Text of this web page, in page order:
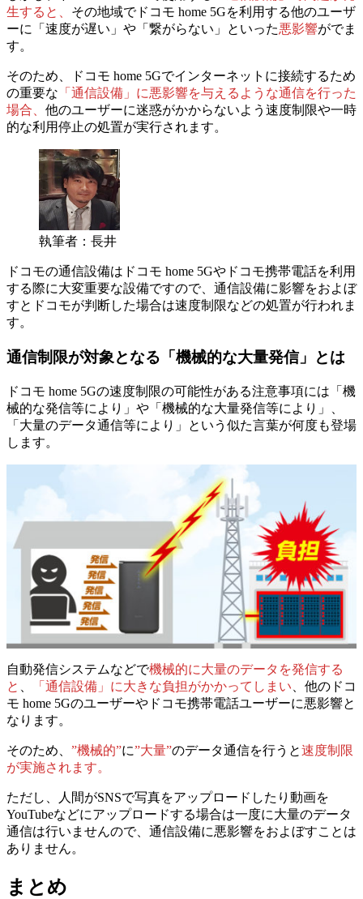
生すると、 その地域でドコモ home 5Gを利用する他のユーザ
ーに「速度が遅い」や「繋がらない」といった悪影響がでま
す。
そのため、ドコモ home 5Gでインターネットに接続するため
の重要な 「通信設備」に悪影響を与えるような通信を行った
場合、 他のユーザーに迷惑がかからないよう速度制限や一時
的な利用停止の処置が実行されます。
執筆者：長井
ドコモの通信設備はドコモ home 5Gやドコモ携帯電話を利用
する際に大変重要な設備ですので、 通信設備に影響をおよぼ
すとドコモが判断した場合は速度制限などの処置が行われま
す。
通信制限が対象となる「機械的な大量発信」とは
ドコモ home 5Gの速度制限の可能性がある注意事項には 「機
械的な発信等により」や「機械的な大量発信等により」、
「大量のデータ通信等により」
という似た言葉が何度も登場
します。
自動発信システムなどで機械的に大量のデータを発信する
と
「通信設備」に大きな負担がかかってしまい 、他のドコ
モ home 5Gのユーザーやドコモ携帯電話ユーザーに悪影響と
なります。
そのため、 ”機械的”に”大量”のデータ通信を行うと速度制限
が実施されます。
ただし、人間がSNSで写真をアップロードしたり動画を
YouTubeなどにアップロードする場合は一度に大量のデータ
通信は行いませんので、通信設備に悪影響をおよぼすことは
ありません。
まとめ